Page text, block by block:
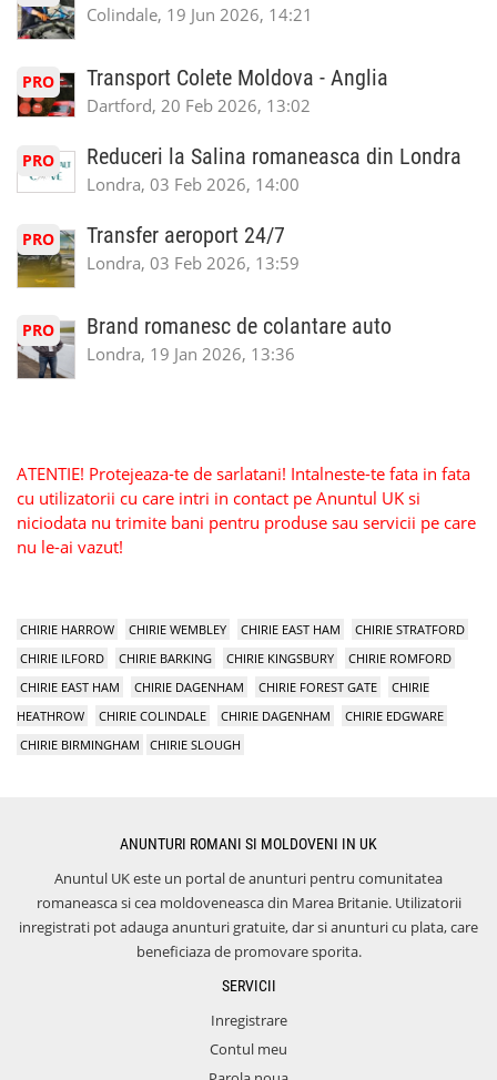
Colindale, 19 Jun 2026, 14:21
PRO Transport Colete Moldova - Anglia
Dartford, 20 Feb 2026, 13:02
PRO Reduceri la Salina romaneasca din Londra
Londra, 03 Feb 2026, 14:00
PRO Transfer aeroport 24/7
Londra, 03 Feb 2026, 13:59
PRO Brand romanesc de colantare auto
Londra, 19 Jan 2026, 13:36
ATENTIE! Protejeaza-te de sarlatani! Intalneste-te fata in fata
cu utilizatorii cu care intri in contact pe Anuntul UK si
niciodata nu trimite bani pentru produse sau servicii pe care
nu le-ai vazut!
CHIRIE HARROW CHIRIE WEMBLEY CHIRIE EAST HAM
CHIRIE STRATFORD
CHIRIE ILFORD
CHIRIE BARKING CHIRIE KINGSBURY
CHIRIE ROMFORD
CHIRIE EAST HAM
CHIRIE DAGENHAM CHIRIE FOREST GATE
CHIRIE
HEATHROW
CHIRIE COLINDALE CHIRIE DAGENHAM
CHIRIE EDGWARE
CHIRIE BIRMINGHAM
CHIRIE SLOUGH
ANUNTURI ROMANI SI MOLDOVENI IN UK
Anuntul UK este un portal de anunturi pentru comunitatea
romaneasca si cea moldoveneasca din Marea Britanie. Utilizatorii
inregistrati pot adauga anunturi gratuite, dar si anunturi cu plata, care
beneficiaza de promovare sporita.
SERVICII
Inregistrare
Contul meu